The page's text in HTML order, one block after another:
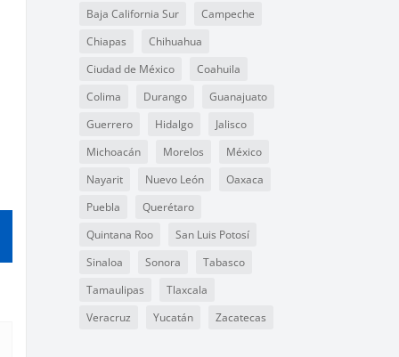
Baja California Sur
Campeche
Chiapas
Chihuahua
Ciudad de México
Coahuila
Colima
Durango
Guanajuato
Guerrero
Hidalgo
Jalisco
Michoacán
Morelos
México
Nayarit
Nuevo León
Oaxaca
Puebla
Querétaro
Quintana Roo
San Luis Potosí
Sinaloa
Sonora
Tabasco
Tamaulipas
Tlaxcala
Veracruz
Yucatán Zacatecas